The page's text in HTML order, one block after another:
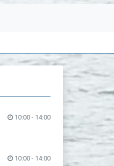
10:00 - 14:00
10:00 - 14:00